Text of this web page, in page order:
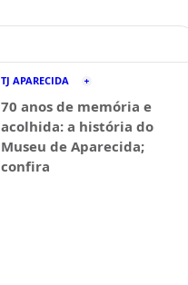
TJ APARECIDA
70 anos de memória e
acolhida: a história do
Museu de Aparecida;
confira